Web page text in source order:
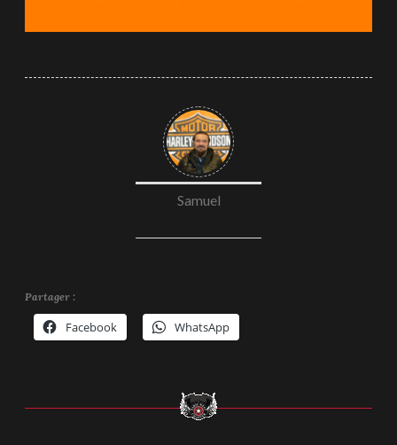
Samuel
Partager :
Facebook WhatsApp